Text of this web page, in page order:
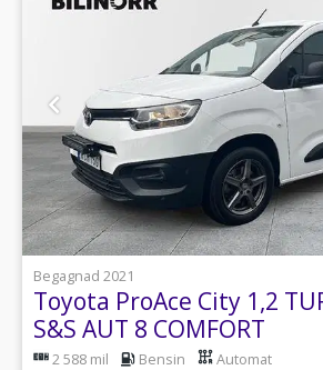
1
Begagnad 2021
Toyota ProAce City 1,2
S&S AUT 8 COMFORT
2 588 mil Bensin Automat